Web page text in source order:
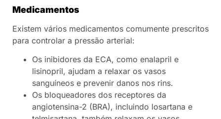
Medicamentos
Existem vários medicamentos comumente prescritos
para controlar a pressão arterial:
Os inibidores da ECA, como enalapril e
lisinopril, ajudam a relaxar os vasos
sanguíneos e prevenir danos nos rins.
Os bloqueadores dos receptores da
angiotensina-2 (BRA), incluindo losartana e